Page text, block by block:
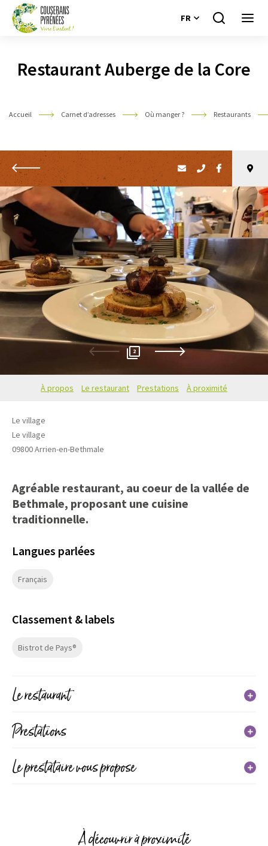
FR
Je
Restaurant Auberge de la Core
Accueil Carnet d’adresses Où manger ? Restaurants
Retour
2
À propos Le restaurant Prestations À proximité
Le village
Le village
09800Arrien-en-Bethmale
Agréable restaurant, au coeur de la vallée de
Bethmale, proposant une cuisine
traditionnelle.
Langues parlées
Français
Classement & labels
Bistrot de Pays®
Le restaurant
Chaines : Bistrot de Pays®
Prestations
Services
Le prestataire vous propose
À découvrir à proximité